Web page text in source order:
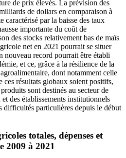
de prix élevés. La prévision des
de dollars en comparaison à
caractérisé par la baisse des taux
importante du coût de
des stocks relativement bas de maïs
net en 2021 pourrait se situer
nouveau record pourrait être établi
et ce, grâce à la résilience de la
dont notamment celle
résultats globaux soient positifs,
sont destinés au secteur de
des établissements institutionnels
difficultés particulières depuis le début
totales, dépenses et
2009 à 2021